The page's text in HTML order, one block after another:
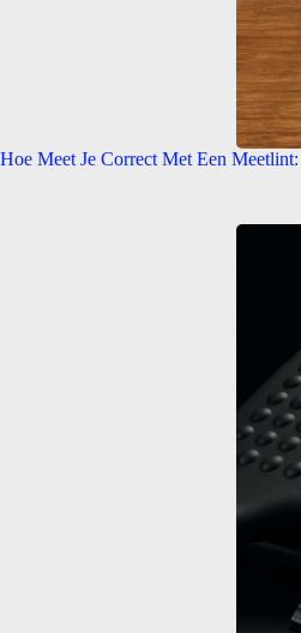
Hoe Meet Je Correct Met Een